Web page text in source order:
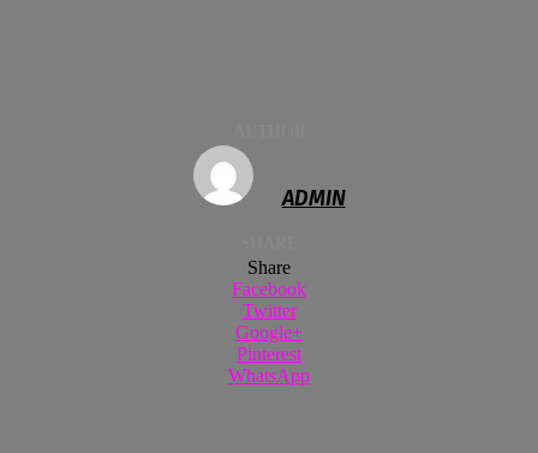
ADMIN
Share
Facebook
Twitter
Google+
Pinterest
WhatsApp